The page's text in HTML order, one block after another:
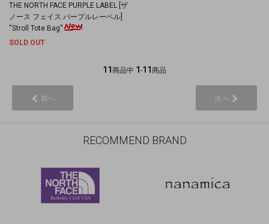
THE NORTH FACE PURPLE LABEL [ザ
ノース フェイス パープルレーベル]
''Stroll Tote Bag''
SOLD OUT
11 商品中 1 -11 商品
前へ 次へ
RECOMMEND BRAND